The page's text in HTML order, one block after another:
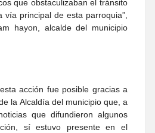
que obstaculizaban el tránsito
vía principal de esta parroquia”,
hayon, alcalde del municipio
acción fue posible gracias a
la Alcaldía del municipio que, a
que difundieron algunos
sí estuvo presente en el